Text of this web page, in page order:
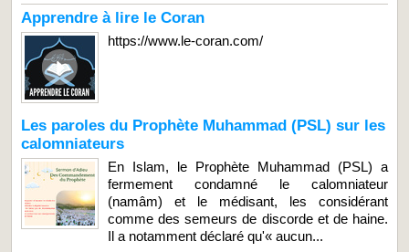
Apprendre à lire le Coran
https://www.le-coran.com/
Les paroles du Prophète Muhammad (PSL) sur les
calomniateurs
En Islam, le Prophète Muhammad (PSL) a
fermement condamné le calomniateur
(namâm) et le médisant, les considérant
comme des semeurs de discorde et de haine.
Il a notamment déclaré qu'« aucun...